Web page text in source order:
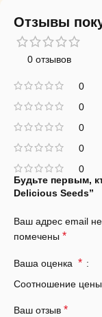
Отзывы
0 отзывов
0
0
0
0
0
Будьте первым,
Delicious Seeds”
Ваш адрес email не
помечены *
Ваша оценка *
Соотношение цены
Ваш отзыв *